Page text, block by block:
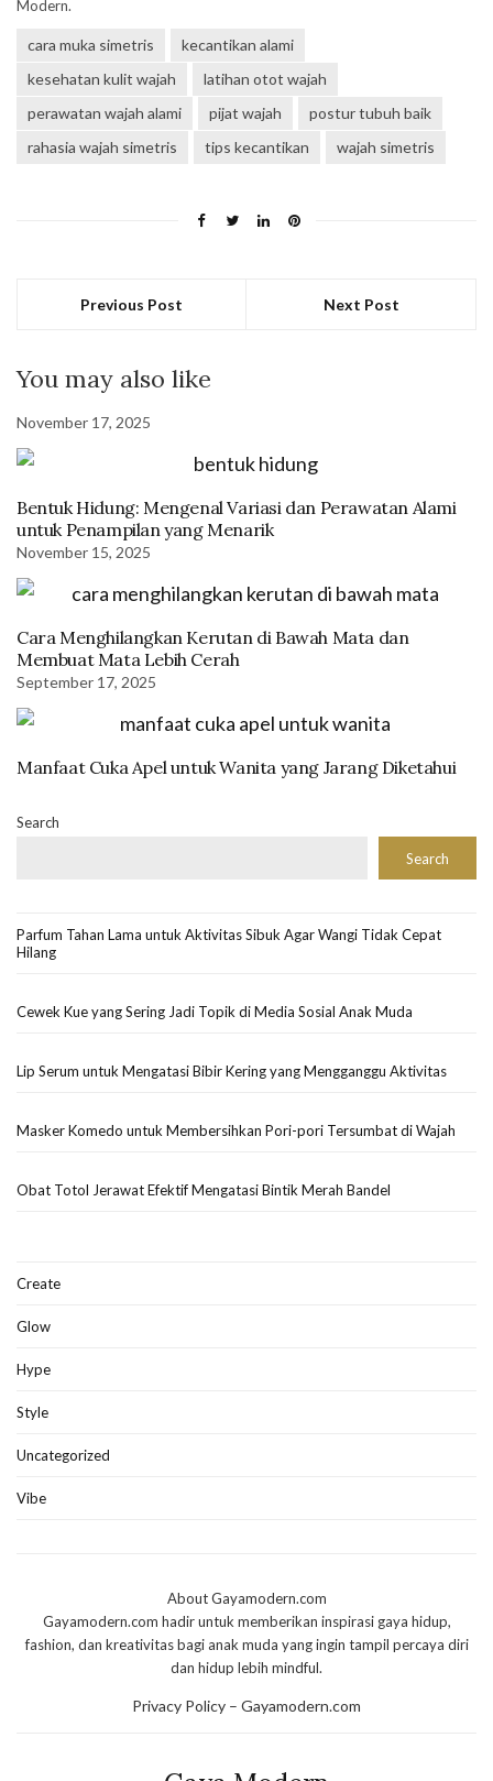
Modern.
cara muka simetris
kecantikan alami
kesehatan kulit wajah
latihan otot wajah
perawatan wajah alami
pijat wajah
postur tubuh baik
rahasia wajah simetris
tips kecantikan wajah simetris
Previous Post Next Post
You may also like
November 17, 2025
Bentuk Hidung: Mengenal Variasi dan Perawatan Alami
untuk Penampilan yang Menarik
November 15, 2025
Cara Menghilangkan Kerutan di Bawah Mata dan
Membuat Mata Lebih Cerah
September 17, 2025
Manfaat Cuka Apel untuk Wanita yang Jarang Diketahui
Search
Search
Parfum Tahan Lama untuk Aktivitas Sibuk Agar Wangi Tidak Cepat
Hilang
Cewek Kue yang Sering Jadi Topik di Media Sosial Anak Muda
Lip Serum untuk Mengatasi Bibir Kering yang Mengganggu Aktivitas
Masker Komedo untuk Membersihkan Pori-pori Tersumbat di Wajah
Obat Totol Jerawat Efektif Mengatasi Bintik Merah Bandel
Create
Glow
Hype
Style
Uncategorized
Vibe
About Gayamodern.com
Gayamodern.com hadir untuk memberikan inspirasi gaya hidup,
fashion, dan kreativitas bagi anak muda yang ingin tampil percaya diri
dan hidup lebih mindful.
Privacy Policy – Gayamodern.com